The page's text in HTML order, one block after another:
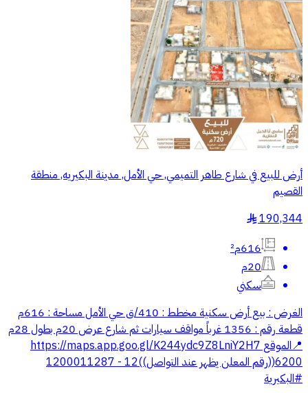
أرض للبيع في شارع طاهر التميمي, حي الأمل, مدينة البكيريه, منطقة
القصيم
190,344
§
616م²
20م
سكني
الغرض : بيع أرض سكنية مخطط : 410/ق حي الأمل مساحة : 616م
قطعة رقم : 1356 غرباً مواقف سيارات ثم شارع عرض 20م بطول 28م
📍الموقع https://maps.app.goo.gl/K244ydc9Z8LniY2H7
6200((رقم المعلن يظهر عند التواصل))12 - 1200011287
#البكيرية